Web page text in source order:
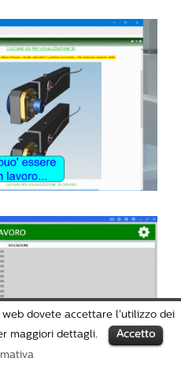
dovete accettare l'utilizzo dei
maggiori dettagli.
Accetto